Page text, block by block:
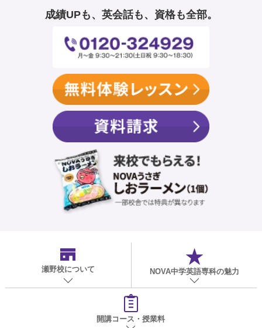
成績UPも、英会話も、資格も全部。
瀬野校について NOVA中学英語専科の魅力
開講コース・授業料